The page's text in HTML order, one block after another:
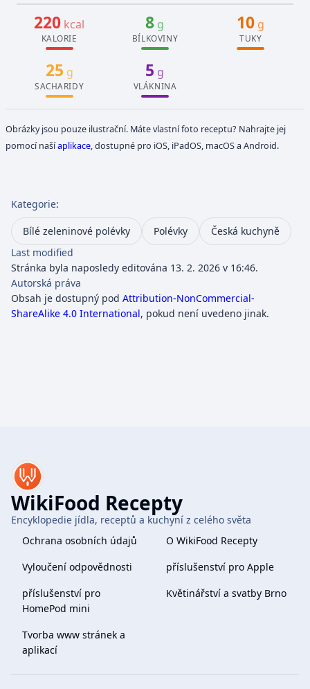
220 kcal
KALORIE
8 g
BÍLKOVINY
10 g
TUKY
25 g
SACHARIDY
5 g
VLÁKNINA
Obrázky jsou pouze ilustrační. Máte vlastní foto receptu? Nahrajte jej
pomocí našíaplikace, dostupné pro iOS, iPadOS, macOS a Android.
Kategorie:
Bílé zeleninové polévky Polévky
Česká kuchyně
Last modified
Stránka byla naposledy editována 13. 2. 2026 v 16:46.
Autorská práva
Obsah je dostupný pod Attribution-NonCommercial-
ShareAlike 4.0 International, pokud není uvedeno jinak.
WikiFood Recepty
Encyklopedie jídla, receptů a kuchyní z celého světa
Ochrana osobních údajů
O WikiFood Recepty
Vyloučení odpovědnosti
příslušenství pro Apple
příslušenství pro
HomePod mini
Květinářství a svatby Brno
Tvorba www stránek a
aplikací